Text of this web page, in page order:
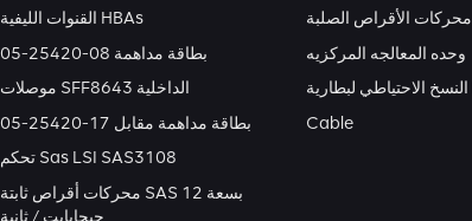
القنوات الليفية HBAs
بطاقة مداهمة 08-25420-05
موصلات SFF8643 الداخلية
بطاقة مداهمة مقابل 17-25420-05
تحكم Sas LSI SAS3108
محركات أقراص ثابتة SAS بسعة 12
جيجابايت / ثانية
محركات الأقراص الصلبة
وحده المعالجه المركزيه
Cable